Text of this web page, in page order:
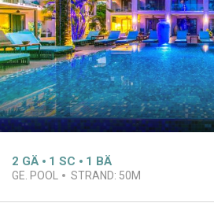
2 GÄ 1 SC 1 BÄ
GE. POOL STRAND: 50M